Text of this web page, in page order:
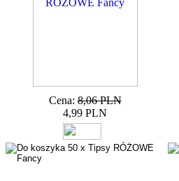
Cena: 8,06 PLN
4,99 PLN